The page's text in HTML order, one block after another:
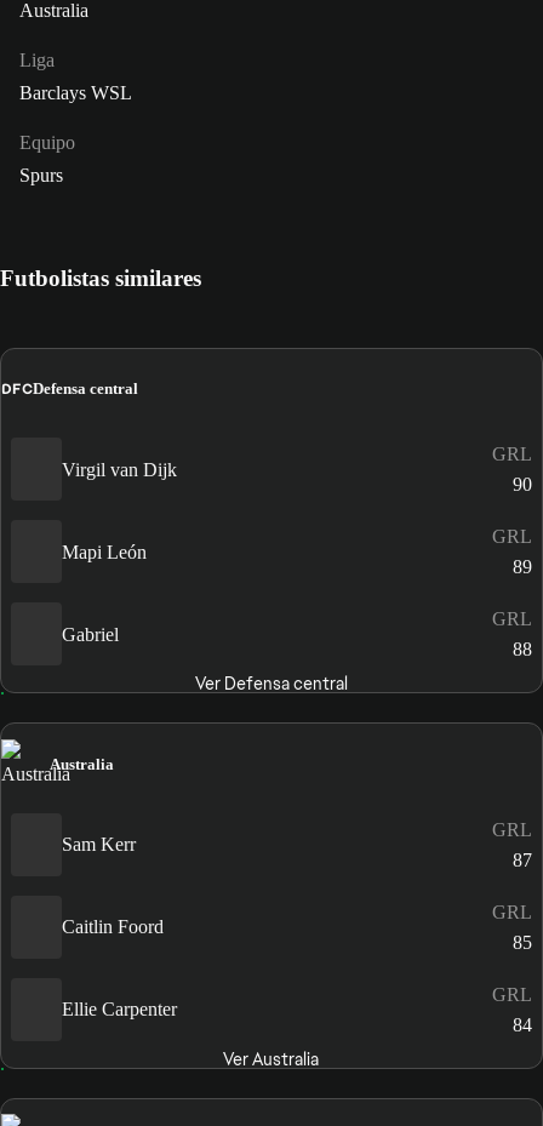
Australia
Liga
Barclays WSL
Equipo
Spurs
Futbolistas similares
DFCDefensa central
Virgil van Dijk
GRL
90
Mapi León
GRL
89
Gabriel
GRL
88
Ver Defensa central
Australia
Sam Kerr
GRL
87
Caitlin Foord
GRL
85
Ellie Carpenter
GRL
84
Ver Australia